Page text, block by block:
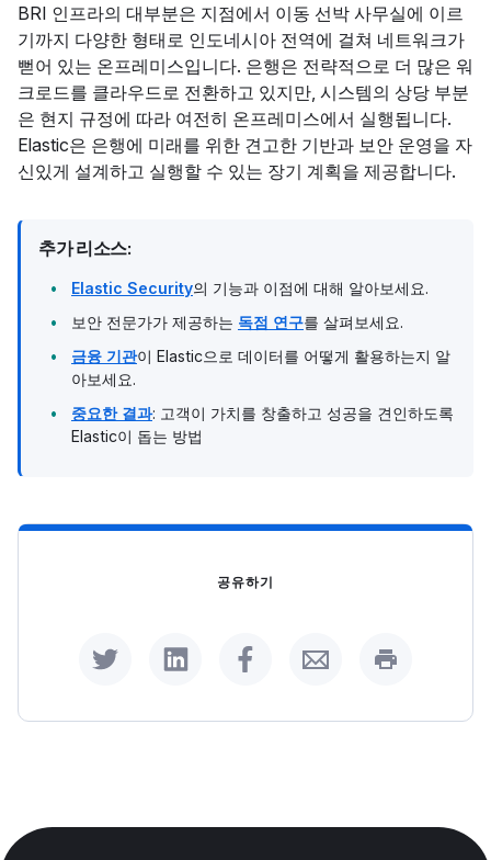
BRI 인프라의 대부분은 지점에서 이동 선박 사무실에 이르
기까지 다양한 형태로 인도네시아 전역에 걸쳐 네트워크가
뻗어 있는 온프레미스입니다. 은행은 전략적으로 더 많은 워
크로드를 클라우드로 전환하고 있지만, 시스템의 상당 부분
은 현지 규정에 따라 여전히 온프레미스에서 실행됩니다.
Elastic은 은행에 미래를 위한 견고한 기반과 보안 운영을 자
신있게 설계하고 실행할 수 있는 장기 계획을 제공합니다.
추가 리소스:
Elastic Security의 기능과 이점에 대해 알아보세요.
보안 전문가가 제공하는 독점 연구를 살펴보세요.
금융 기관이 Elastic으로 데이터를 어떻게 활용하는지 알
아보세요.
중요한 결과: 고객이 가치를 창출하고 성공을 견인하도록
Elastic이 돕는 방법
공유하기
Share on TwitterShare on LinkedIn
Share on Facebook
Share by Email
Print this